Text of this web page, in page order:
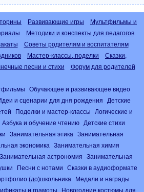
Развивающие игры
Мультфильмы и
Методики и конспекты для педагогов
Советы родителям и воспитателям
Мастер-классы, поделки
Сказки,
песни и стихи Форум для родителей
Обучающее и развивающее видео
и сценарии для дня рождения
Детские
Поделки и мастер-классы
Логические и
Азбука и обучение чтению
Детские стихи
Занимательная этика
Занимательная
экономика
Занимательная химия
Занимательная астрономия
Занимательная
Песни с нотами
Сказки в аудиоформате
(до)школьника
Медали и награды
и грамоты
Новогодние костюмы для